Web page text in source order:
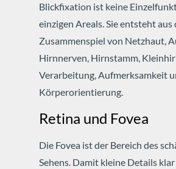
Blickfixation ist keine
einzigen Areals. Sie entsteht aus
Zusammenspiel von Netzhaut,
Hirnnerven, Hirnstamm,
Verarbeitung, Aufmerksamkeit
Körperorientierung.
Retina und Fovea
Die Fovea ist der Bereich des
Sehens. Damit kleine Details